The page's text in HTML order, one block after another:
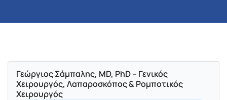
Γεώργιος Σάμπαλης, MD, PhD – Γενικός
Χειρουργός, Λαπαροσκόπος & Ρομποτικός
Χειρουργός